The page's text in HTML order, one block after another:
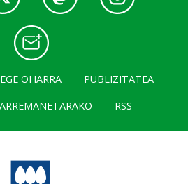
OHARRA
PUBLIZITATEA
RSS